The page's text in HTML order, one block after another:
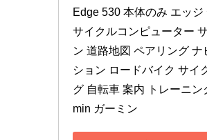
Edge 530 本体のみ エッジ
サイクルコンピューター
ン 道路地図 ペアリング ナ
ション ロードバイク サイ
グ 自転車 案内 トレーニン
min ガーミン